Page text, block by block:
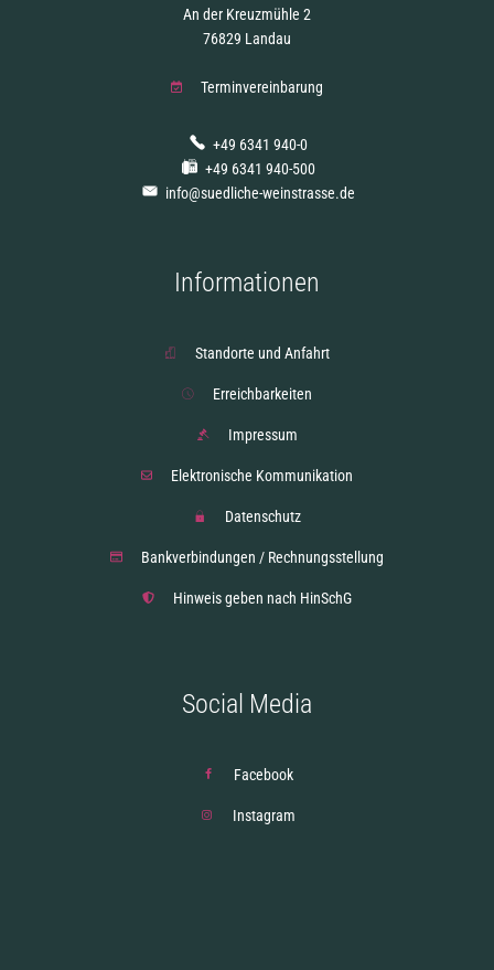
An der Kreuzmühle 2
76829 Landau
Terminvereinbarung
+49 6341 940-0
+49 6341 940-500
info@suedliche-weinstrasse.de
Informationen
Standorte und Anfahrt
Erreichbarkeiten
Impressum
Elektronische Kommunikation
Datenschutz
Bankverbindungen / Rechnungsstellung
Hinweis geben nach HinSchG
Social Media
Facebook
Instagram